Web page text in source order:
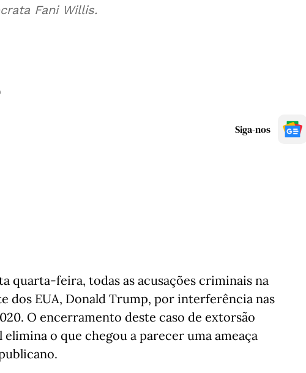
Fani Willis.
Siga-nos
quarta-feira, todas as acusações criminais na
dos EUA, Donald Trump, por interferência nas
O encerramento deste caso de extorsão
o que chegou a parecer uma ameaça